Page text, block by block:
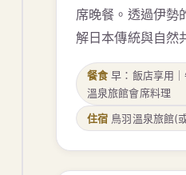
席晚餐。透過伊勢
解日本傳統與自然
餐食 早：飯店享用
溫泉旅館會席料理
住宿 鳥羽溫泉旅館(